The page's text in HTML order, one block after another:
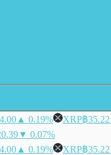
▲ 0.19% XRP฿35.22
▼ 0.07%
▲ 0.19% XRP฿35.22